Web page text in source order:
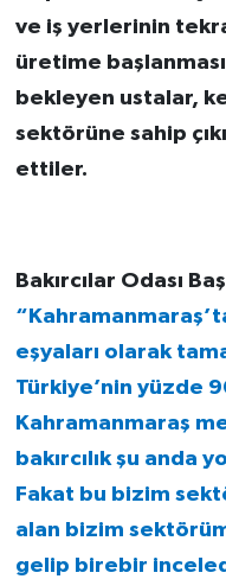
ve iş yerlerinin
üretime
bekleyen ustalar,
sektörüne sahip
ettiler.
Bakırcılar Odası
eşyaları olarak
Türkiye’nin yüzde
Kahramanmaraş
bakırcılık şu anda
Fakat bu bizim
alan bizim
gelip birebir